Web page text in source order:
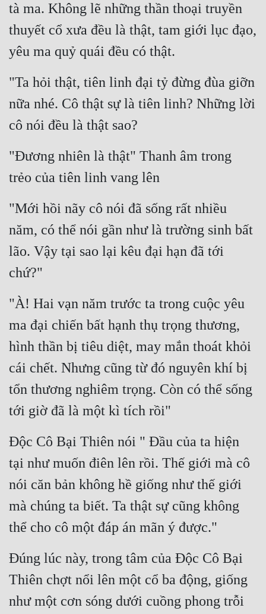
Du Hí
Dị Năng
Gia Đấu
Góc Nhìn Nữ
Huyền Huyễn
Huyền Nghi
Huyền Ảo
Hài Hước
Hệ Thống
Học Đường
Khoa Huyễn
Khoa Huyễn Không Gian
Kinh Dị
Kiếm Hiệp
Kỳ Huyễn
Kỳ Ảo
Linh Dị
Làm Giàu
Mạt Thế
Mỹ Thực
tà ma. Không lẽ những thần thoại truyền
thuyết cổ xưa đều là thật, tam giới lục đạo,
yêu ma quỷ quái đều có thật.
"Ta hỏi thật, tiên linh đại tỷ đừng đùa giỡn
nữa nhé. Cô thật sự là tiên linh? Những lời
cô nói đều là thật sao?
"Đương nhiên là thật" Thanh âm trong
trẻo của tiên linh vang lên
"Mới hồi nãy cô nói đã sống rất nhiều
năm, có thể nói gần như là trường sinh bất
lão. Vậy tại sao lại kêu đại hạn đã tới
chứ?"
"À! Hai vạn năm trước ta trong cuộc yêu
ma đại chiến bất hạnh thụ trọng thương,
hình thần bị tiêu diệt, may mắn thoát khỏi
cái chết. Nhưng cũng từ đó nguyên khí bị
tổn thương nghiêm trọng. Còn có thể sống
tới giờ đã là một kì tích rồi"
Độc Cô Bại Thiên nói " Đầu của ta hiện
tại như muốn điên lên rồi. Thế giới mà cô
nói căn bản không hề giống như thế giới
mà chúng ta biết. Ta thật sự cũng không
thể cho cô một đáp án mãn ý được."
Đúng lúc này, trong tâm của Độc Cô Bại
Thiên chợt nổi lên một cổ ba động, giống
như một cơn sóng dưới cuồng phong trỗi